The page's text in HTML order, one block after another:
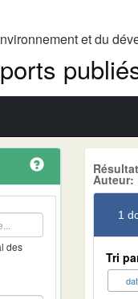
et du
des
Auteur:
1
Tri